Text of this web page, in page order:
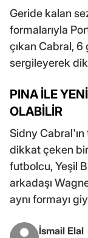
Geride kalan
formalarıyla
çıkan Cabral,
sergileyerek
PINA İLE
OLABİLİR
Sidny
dikkat çeken
futbolcu, Yeşil
arkadaşı
aynı formayı
İsmail Elal